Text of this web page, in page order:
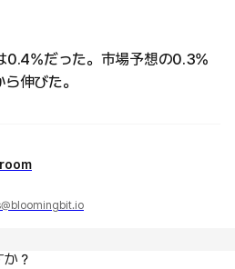
0.4%だった。市場予想の0.3%
伸びた。
？